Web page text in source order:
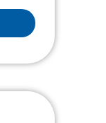
земля